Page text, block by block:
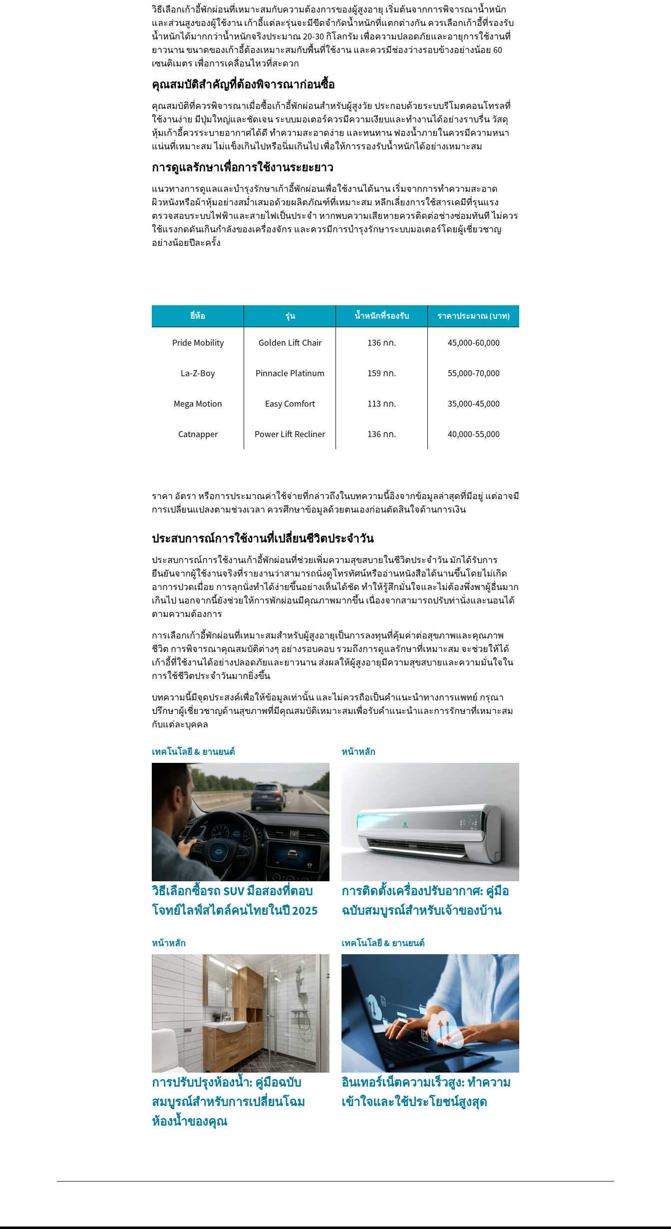
วิธีเลือกเก้าอี้พักผ่อนที่เหมาะสมกับความต้องการของผู้สูงอายุ เริ่มต้นจากการพิจารณาน้ำหนัก
และส่วนสูงของผู้ใช้งาน เก้าอี้แต่ละรุ่นจะมีขีดจำกัดน้ำหนักที่แตกต่างกัน ควรเลือกเก้าอี้ที่รองรับ
น้ำหนักได้มากกว่าน้ำหนักจริงประมาณ 20-30 กิโลกรัม เพื่อความปลอดภัยและอายุการใช้งานที่
ยาวนาน ขนาดของเก้าอี้ต้องเหมาะสมกับพื้นที่ใช้งาน และควรมีช่องว่างรอบข้างอย่างน้อย 60
เซนติเมตร เพื่อการเคลื่อนไหวที่สะดวก
คุณสมบัติสำคัญที่ต้องพิจารณาก่อนซื้อ
คุณสมบัติที่ควรพิจารณาเมื่อซื้อเก้าอี้พักผ่อนสำหรับผู้สูงวัย ประกอบด้วยระบบรีโมตคอนโทรลที่
ใช้งานง่าย มีปุ่มใหญ่และชัดเจน ระบบมอเตอร์ควรมีความเงียบและทำงานได้อย่างราบรื่น วัสดุ
หุ้มเก้าอี้ควรระบายอากาศได้ดี ทำความสะอาดง่าย และทนทาน ฟองน้ำภายในควรมีความหนา
แน่นที่เหมาะสม ไม่แข็งเกินไปหรือนิ่มเกินไป เพื่อให้การรองรับน้ำหนักได้อย่างเหมาะสม
การดูแลรักษาเพื่อการใช้งานระยะยาว
แนวทางการดูแลและบำรุงรักษาเก้าอี้พักผ่อนเพื่อใช้งานได้นาน เริ่มจากการทำความสะอาด
ผิวหนังหรือผ้าหุ้มอย่างสม่ำเสมอด้วยผลิตภัณฑ์ที่เหมาะสม หลีกเลี่ยงการใช้สารเคมีที่รุนแรง
ตรวจสอบระบบไฟฟ้าและสายไฟเป็นประจำ หากพบความเสียหายควรติดต่อช่างซ่อมทันที ไม่ควร
ใช้แรงกดดันเกินกำลังของเครื่องจักร และควรมีการบำรุงรักษาระบบมอเตอร์โดยผู้เชี่ยวชาญ
อย่างน้อยปีละครั้ง
ยี่ห้อ รุ่น น้ำหนักที่รองรับ ราคาประมาณ (บาท)
Pride Mobility Golden Lift Chair 136 กก. 45,000-60,000
La-Z-Boy Pinnacle Platinum 159 กก. 55,000-70,000
Mega Motion Easy Comfort 113 กก. 35,000-45,000
Catnapper Power Lift Recliner 136 กก. 40,000-55,000
ราคา อัตรา หรือการประมาณค่าใช้จ่ายที่กล่าวถึงในบทความนี้อิงจากข้อมูลล่าสุดที่มีอยู่ แต่อาจมี
การเปลี่ยนแปลงตามช่วงเวลา ควรศึกษาข้อมูลด้วยตนเองก่อนตัดสินใจด้านการเงิน
ประสบการณ์การใช้งานที่เปลี่ยนชีวิตประจำวัน
ประสบการณ์การใช้งานเก้าอี้พักผ่อนที่ช่วยเพิ่มความสุขสบายในชีวิตประจำวัน มักได้รับการ
ยืนยันจากผู้ใช้งานจริงที่รายงานว่าสามารถนั่งดูโทรทัศน์หรืออ่านหนังสือได้นานขึ้นโดยไม่เกิด
อาการปวดเมื่อย การลุกนั่งทำได้ง่ายขึ้นอย่างเห็นได้ชัด ทำให้รู้สึกมั่นใจและไม่ต้องพึ่งพาผู้อื่นมาก
เกินไป นอกจากนี้ยังช่วยให้การพักผ่อนมีคุณภาพมากขึ้น เนื่องจากสามารถปรับท่านั่งและนอนได้
ตามความต้องการ
การเลือกเก้าอี้พักผ่อนที่เหมาะสมสำหรับผู้สูงอายุเป็นการลงทุนที่คุ้มค่าต่อสุขภาพและคุณภาพ
ชีวิต การพิจารณาคุณสมบัติต่างๆ อย่างรอบคอบ รวมถึงการดูแลรักษาที่เหมาะสม จะช่วยให้ได้
เก้าอี้ที่ใช้งานได้อย่างปลอดภัยและยาวนาน ส่งผลให้ผู้สูงอายุมีความสุขสบายและความมั่นใจใน
การใช้ชีวิตประจำวันมากยิ่งขึ้น
บทความนี้มีจุดประสงค์เพื่อให้ข้อมูลเท่านั้น และไม่ควรถือเป็นคำแนะนำทางการแพทย์ กรุณา
ปรึกษาผู้เชี่ยวชาญด้านสุขภาพที่มีคุณสมบัติเหมาะสมเพื่อรับคำแนะนำและการรักษาที่เหมาะสม
กับแต่ละบุคคล
เทคโนโลยี & ยานยนต์
วิธีเลือกซื้อรถ SUV มือสองที่ตอบ
โจทย์ไลฟ์สไตล์คนไทยในปี 2025
หน้าหลัก
การติดตั้งเครื่องปรับอากาศ: คู่มือ
ฉบับสมบูรณ์สำหรับเจ้าของบ้าน
หน้าหลัก
การปรับปรุงห้องน้ำ: คู่มือฉบับ
สมบูรณ์สำหรับการเปลี่ยนโฉม
ห้องน้ำของคุณ
เทคโนโลยี & ยานยนต์
อินเทอร์เน็ตความเร็วสูง: ทำความ
เข้าใจและใช้ประโยชน์สูงสุด